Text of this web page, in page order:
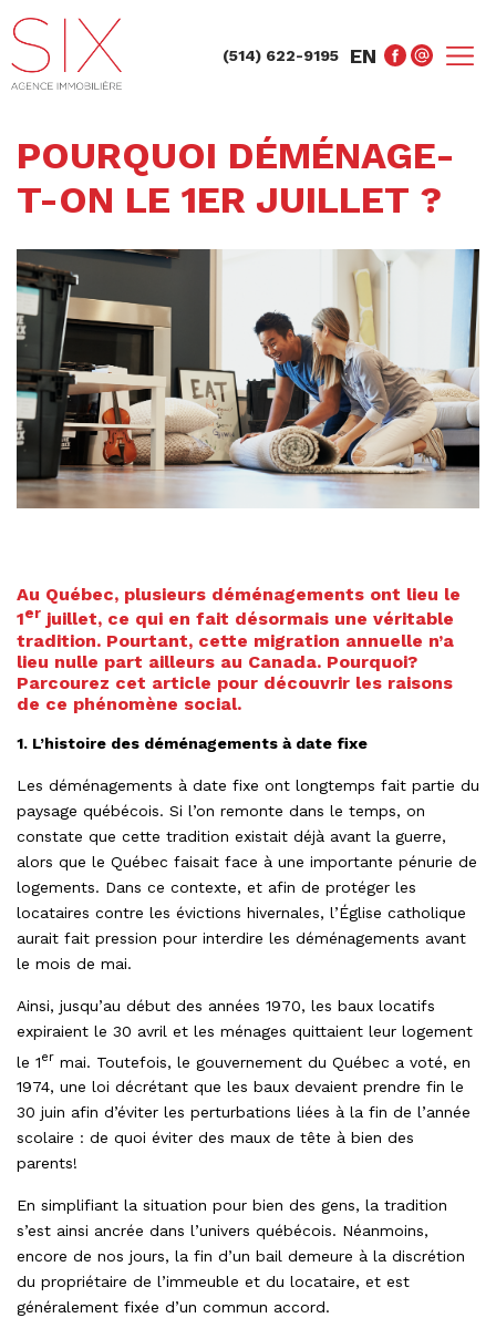
(514) 622-9195 EN
POURQUOI DÉMÉNAGE-
T-ON LE 1ER JUILLET ?
Au Québec, plusieurs déménagements ont lieu le
1er juillet, ce qui en fait désormais une véritable
tradition. Pourtant, cette migration annuelle n’a
lieu nulle part ailleurs au Canada. Pourquoi?
Parcourez cet article pour découvrir les raisons
de ce phénomène social.
1. L’histoire des déménagements à date fixe
Les déménagements à date fixe ont longtemps fait partie du
paysage québécois. Si l’on remonte dans le temps, on
constate que cette tradition existait déjà avant la guerre,
alors que le Québec faisait face à une importante pénurie de
logements. Dans ce contexte, et afin de protéger les
locataires contre les évictions hivernales, l’Église catholique
aurait fait pression pour interdire les déménagements avant
le mois de mai.
Ainsi, jusqu’au début des années 1970, les baux locatifs
expiraient le 30 avril et les ménages quittaient leur logement
le 1er mai. Toutefois, le gouvernement du Québec a voté, en
1974, une loi décrétant que les baux devaient prendre fin le
30 juin afin d’éviter les perturbations liées à la fin de l’année
scolaire : de quoi éviter des maux de tête à bien des
parents!
En simplifiant la situation pour bien des gens, la tradition
s’est ainsi ancrée dans l’univers québécois. Néanmoins,
encore de nos jours, la fin d’un bail demeure à la discrétion
du propriétaire de l’immeuble et du locataire, et est
généralement fixée d’un commun accord.